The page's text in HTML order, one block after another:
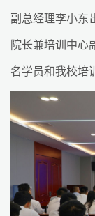
副总经理李小东
院长兼培训中心
名学员和我校培